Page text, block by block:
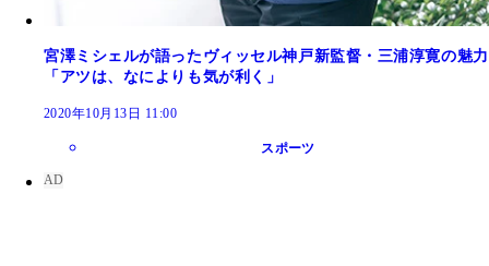
宮澤ミシェルが語ったヴィッセル神戸新監督・三浦淳寛の魅力
「アツは、なによりも気が利く」
2020年10月13日 11:00
スポーツ